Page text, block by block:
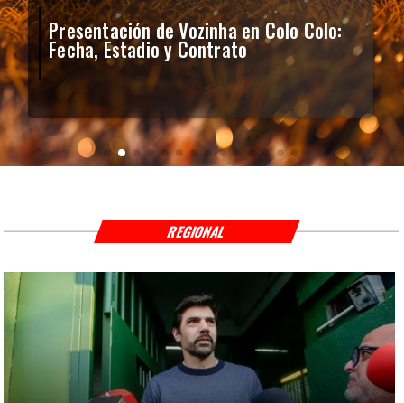
Presentación de Vozinha en Colo Colo:
Fecha, Estadio y Contrato
REGIONAL